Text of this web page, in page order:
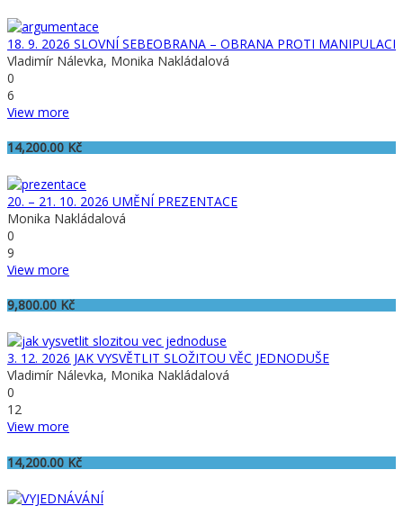
18. 9. 2026 SLOVNÍ SEBEOBRANA – OBRANA PROTI MANIPULACI
Vladimír Nálevka, Monika Nakládalová
0
6
View more
14,200.00Kč
20. – 21. 10. 2026 UMĚNÍ PREZENTACE
Monika Nakládalová
0
9
View more
9,800.00Kč
3. 12. 2026 JAK VYSVĚTLIT SLOŽITOU VĚC JEDNODUŠE
Vladimír Nálevka, Monika Nakládalová
0
12
View more
14,200.00Kč